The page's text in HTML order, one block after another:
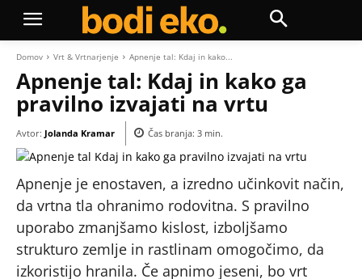
Domov Vrt & Vrtnarjenje Apnenje tal: Kdaj in kako...
Apnenje tal: Kdaj in kako ga
pravilno izvajati na vrtu
Avtor: Jolanda Kramar Čas branja: 3 min.
Apnenje je enostaven, a izredno učinkovit način,
da vrtna tla ohranimo rodovitna. S pravilno
uporabo zmanjšamo kislost, izboljšamo
strukturo zemlje in rastlinam omogočimo, da
izkoristijo hranila. Če apnimo jeseni, bo vrt